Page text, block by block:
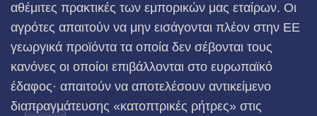
αθέμιτες πρακτικές των εμπορικών μας εταίρων. Οι
αγρότες απαιτούν να μην εισάγονται πλέον στην ΕΕ
γεωργικά προϊόντα τα οποία δεν σέβονται τους
κανόνες οι οποίοι επιβάλλονται στο ευρωπαϊκό
έδαφος· απαιτούν να αποτελέσουν αντικείμενο
διαπραγμάτευσης «κατοπτρικές ρήτρες» στις